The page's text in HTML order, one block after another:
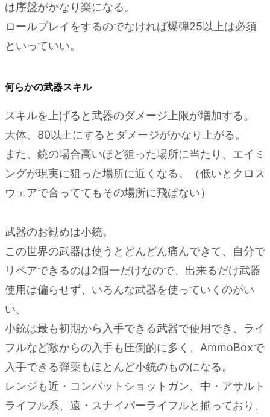
は序盤がかなり楽になる。
ロールプレイをするのでなければ爆弾25以上は必須
といっていい。
何らかの武器スキル
スキルを上げると武器のダメージ上限が増加する。
大体、80以上にするとダメージがかなり上がる。
また、銃の場合高いほど狙った場所に当たり、エイミ
ングが現実に狙った場所に近くなる。（低いとクロス
ウェアで合っててもその場所に飛ばない）
武器のお勧めは小銃。
この世界の武器は使うとどんどん痛んできて、自分で
リペアできるのは2個一だけなので、出来るだけ武器
使用は偏らせず、いろんな武器を使っていくのがい
い。
小銃は最も初期から入手できる武器で使用でき、ライ
フルなど敵からの入手も圧倒的に多く、AmmoBoxで
入手できる弾薬もほとんど小銃のものになる。
レンジも近・コンバットショットガン、中・アサルト
ライフル系、遠・スナイパーライフルと揃っており、